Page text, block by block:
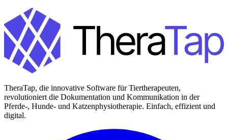
TheraTap, die innovative Software für Tiertherapeuten,
revolutioniert die Dokumentation und Kommunikation in der
Pferde-, Hunde- und Katzenphysiotherapie. Einfach, effizient und
digital.